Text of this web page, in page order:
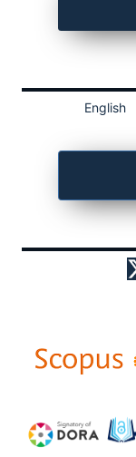
English